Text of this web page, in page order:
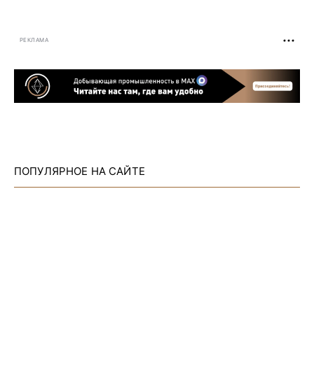
РЕКЛАМА
ПОПУЛЯРНОЕ НА САЙТЕ